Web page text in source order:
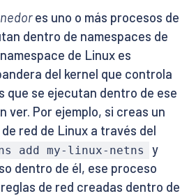
es uno o más procesos de
dentro de namespaces de
de Linux es
del kernel que controla
que se ejecutan dentro de ese
ver. Por ejemplo, si creas un
red de Linux a través del
add my-linux-netns
y
dentro de él, ese proceso
de red creadas dentro de